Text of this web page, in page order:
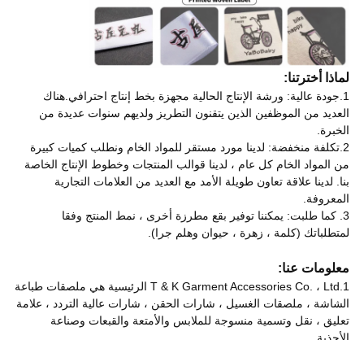
لماذا أخترتنا:
1.جودة عالية: ورشة الإنتاج الحالية مجهزة بخط إنتاج احترافي.هناك
العديد من الموظفين الذين يتقنون التطريز ولديهم سنوات عديدة من
الخبرة.
2.تكلفة منخفضة: لدينا مورد مستقر للمواد الخام ونطلب كميات كبيرة
من المواد الخام كل عام ، لدينا قوالب المنتجات وخطوط الإنتاج الخاصة
بنا. لدينا علاقة تعاون طويلة الأمد مع العديد من العلامات التجارية
المعروفة.
3. كما طلبت: يمكننا توفير بقع مطرزة أخرى ، نمط المنتج وفقا
لمتطلباتك (كلمة ، زهرة ، حيوان وهلم جرا).
معلومات عنا:
1.T & K Garment Accessories Co. ، Ltd الرئيسية هي ملصقات طباعة
الشاشة ، ملصقات الغسيل ، شارات الحقن ، شارات عالية التردد ، علامة
تعليق ، نقل وتسمية منسوجة للملابس والأمتعة والقبعات وصناعة
الأحذية.